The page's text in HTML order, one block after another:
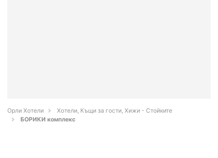
Орли Хотели
Хотели, Къщи за гости, Хижи - Стойките
БОРИКИ комплекс